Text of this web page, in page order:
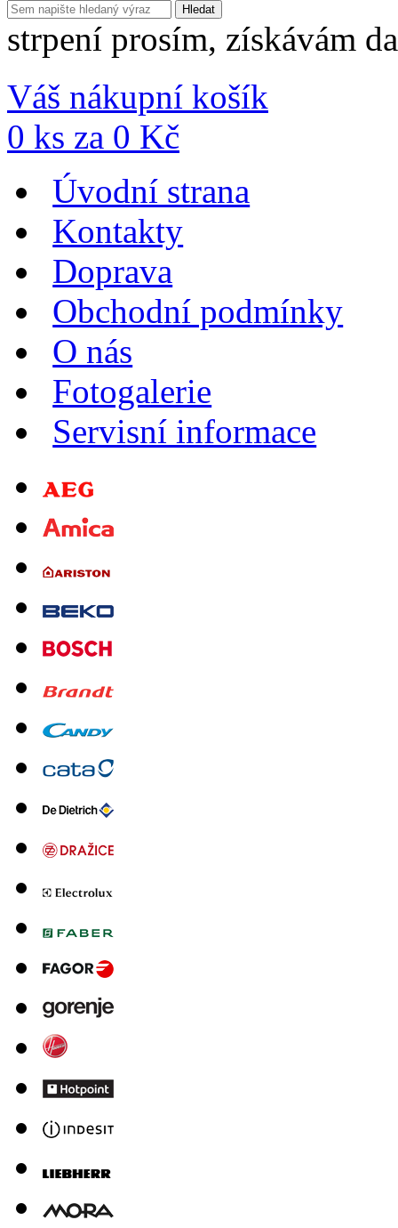
strpení prosím, získávám
Váš nákupní košík
0 ks za 0 Kč
Úvodní strana
Kontakty
Doprava
Obchodní podmínky
O nás
Fotogalerie
Servisní informace